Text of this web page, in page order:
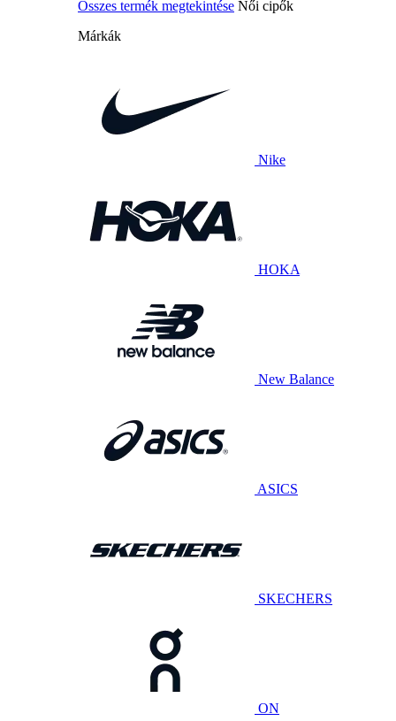
Összes termék megtekintése Női cipők
Márkák
Nike
HOKA
New Balance
ASICS
SKECHERS
ON